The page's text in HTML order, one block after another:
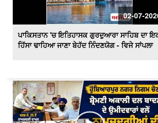
02-07-
ਪਾਕਿਸਤਾਨ 'ਚ ਇਤਿਹਾਸਕ ਗੁਰਦੁਆਰਾ ਸਾਹਿਬ ਦਾ
ਹਿੱਸਾ ਢਾਹਿਆ ਜਾਣਾ ਬੇਹੱਦ ਨਿੰਦਣਯੋਗ - ਵਿਜੇ ਸਾਂਪਲਾ